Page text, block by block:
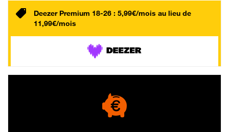
Deezer Premium 18-26 : 5,99€/mois au lieu de
11,99€/mois